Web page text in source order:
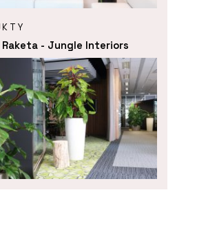
- Jungle Interiors